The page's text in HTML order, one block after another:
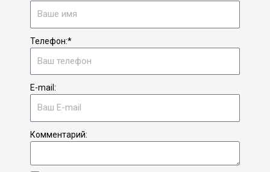
Телефон:*
E-mail:
Комментарий: